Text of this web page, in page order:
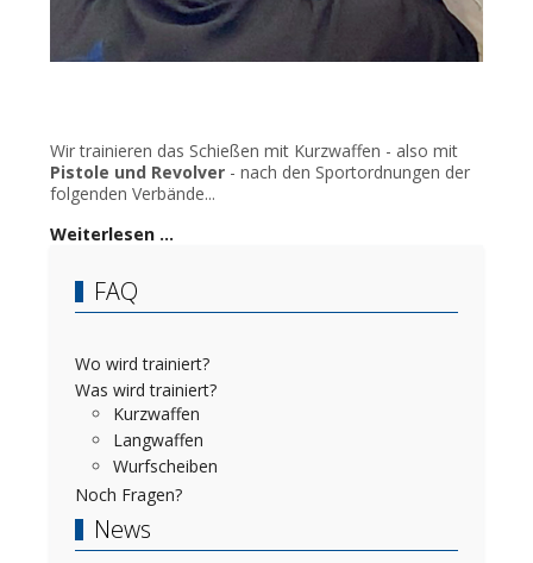
Wir trainieren das Schießen mit Kurzwaffen - also mit
Pistole und Revolver - nach den Sportordnungen der
folgenden Verbände...
Weiterlesen …
FAQ
Wo wird trainiert?
Was wird trainiert?
Kurzwaffen
Langwaffen
Wurfscheiben
Noch Fragen?
News